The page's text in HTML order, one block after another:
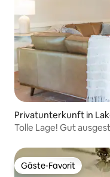
Privatunterkunft in
Tolle Lage! Gut
Gäste-Favorit
Gäste-Favorit